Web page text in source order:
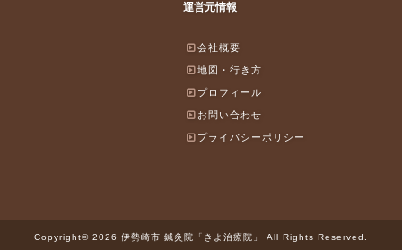
運営元情報
会社概要
地図・行き方
プロフィール
お問い合わせ
プライバシーポリシー
Copyright© 2026 伊勢崎市 鍼灸院「きよ治療院」 All Rights Reserved.